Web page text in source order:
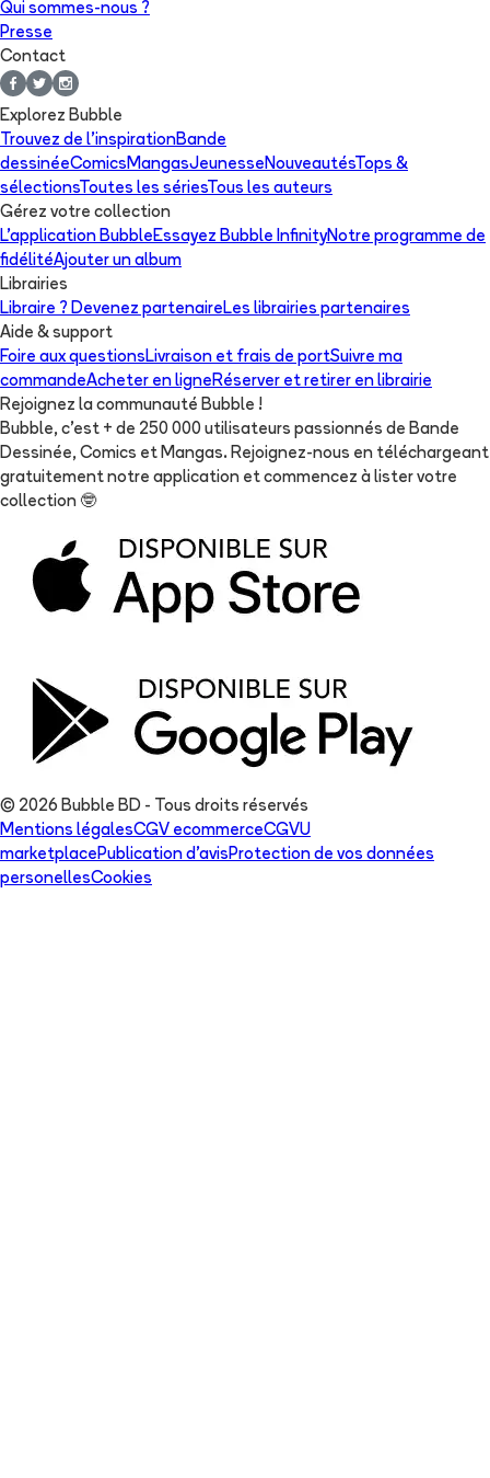
Qui sommes-nous ?
Presse
Contact
Explorez Bubble
Trouvez de l'inspirationBande
dessinéeComicsMangasJeunesseNouveautésTops &
sélectionsToutes les sériesTous les auteurs
Gérez votre collection
L'application BubbleEssayez Bubble InfinityNotre programme de
fidélitéAjouter un album
Librairies
Libraire ? Devenez partenaireLes librairies partenaires
Aide & support
Foire aux questionsLivraison et frais de portSuivre ma
commandeAcheter en ligneRéserver et retirer en librairie
Rejoignez la communauté Bubble !
Bubble, c'est + de 250 000 utilisateurs passionnés de Bande
Dessinée, Comics et Mangas. Rejoignez-nous en téléchargeant
gratuitement notre application et commencez à lister votre
collection 🤓
© 2026 Bubble BD - Tous droits réservés
Mentions légalesCGV ecommerceCGVU
marketplacePublication d'avisProtection de vos données
personellesCookies